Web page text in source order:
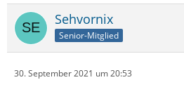
Sehvornix
Senior-Mitglied
30. September 2021 um 20:53